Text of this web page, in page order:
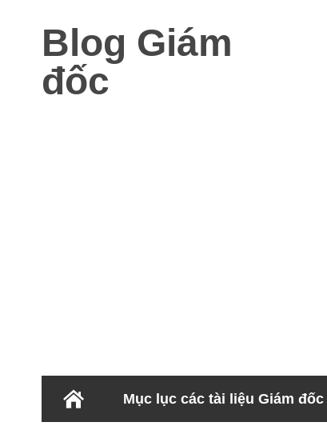
Blog Giám
đốc
Mục lục các tài liệu Giám